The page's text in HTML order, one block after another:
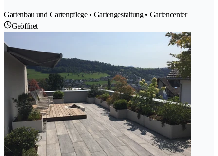
Gartenbau und Gartenpflege • Gartengestaltung • Gartencenter
Geöffnet